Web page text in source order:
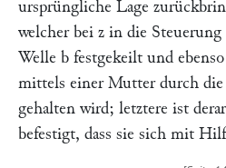
ursprüngliche Lage
welcher bei z in die
Welle b festgekeilt und
mittels einer Mutter durch
gehalten wird; letztere ist
befestigt, dass sie sich mit